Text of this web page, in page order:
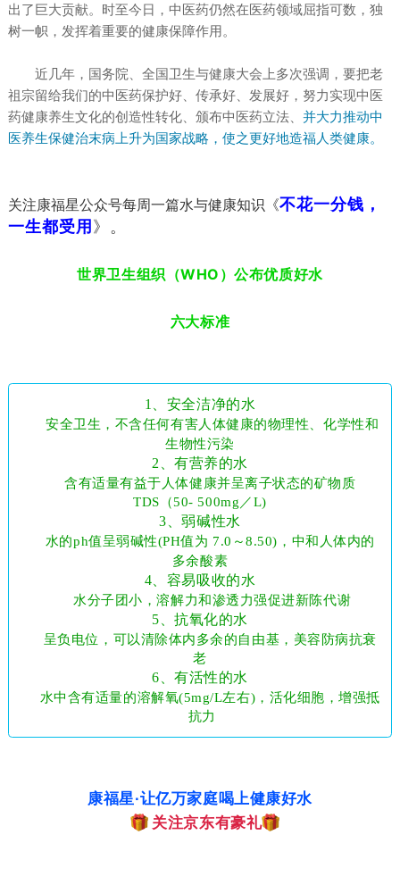
出了巨大贡献。时至今日，中医药仍然在医药领域屈指可数，独
树一帜，发挥着重要的健康保障作用。
近几年，国务院、全国卫生与健康大会上多次强调，要把老
祖宗留给我们的中医药保护好、传承好、发展好，努力实现中医
药健康养生文化的创造性转化、颁布中医药立法、 并大力推动中
医养生保健治末病上升为国家战略，使之更好地造福人类健康。
关注康福星公众号每周一篇水与健康知识《不花一分钱，
一生都受用 》。
世界卫生组织（WHO）公布优质好水
六大标准
1、安全洁净的水
安全卫生，不含任何有害人体健康的物理性、化学性和
生物性污染
2、有营养的水
含有适量有益于人体健康并呈离子状态的矿物质
TDS（50- 500mg／L)
3、弱碱性水
水的ph值呈弱碱性(PH值为 7.0～8.50)，中和人体内的
多余酸素
4、容易吸收的水
水分子团小，溶解力和渗透力强促进新陈代谢
5、抗氧化的水
呈负电位，可以清除体内多余的自由基，美容防病抗衰
老
6、有活性的水
水中含有适量的溶解氧(5mg/L左右)，活化细胞，增强抵
抗力
康福星·让亿万家庭喝上健康好水
关注京东有豪礼